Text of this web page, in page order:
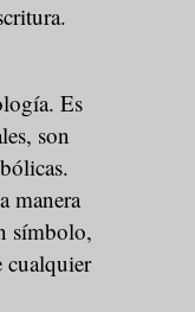
Es
son
manera
símbolo,
cualquier